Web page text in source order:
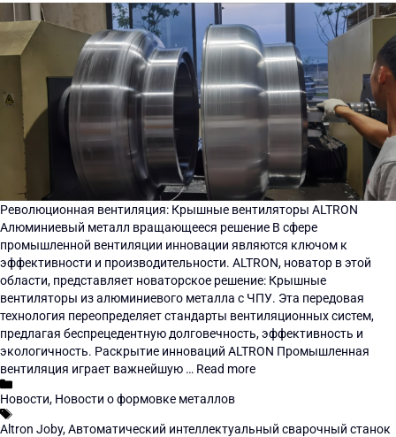
Революционная вентиляция: Крышные вентиляторы ALTRON
Алюминиевый металл вращающееся решение В сфере
промышленной вентиляции инновации являются ключом к
эффективности и производительности. ALTRON, новатор в этой
области, представляет новаторское решение: Крышные
вентиляторы из алюминиевого металла с ЧПУ. Эта передовая
технология переопределяет стандарты вентиляционных систем,
предлагая беспрецедентную долговечность, эффективность и
экологичность. Раскрытие инноваций ALTRON Промышленная
вентиляция играет важнейшую … Read more
Новости, Новости о формовке металлов
Altron Joby,Автоматический интеллектуальный сварочный станок